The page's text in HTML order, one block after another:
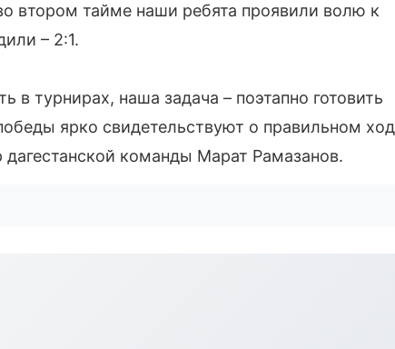
втором тайме наши ребята проявили волю к
– 2:1.
турнирах, наша задача – поэтапно готовить
ярко свидетельствуют о правильном
команды Марат Рамазанов.